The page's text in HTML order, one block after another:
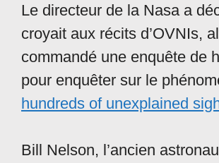
Le directeur de la Nasa a
croyait aux récits d’OVNIs,
commandé une enquête de
pour enquêter sur le
hundreds of unexplained
Bill Nelson, l’ancien